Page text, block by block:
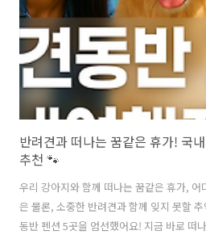
반려견과 떠나는 꿈같은 휴가! 국
추천 🐾
우리 강아지와 함께 떠나는 꿈같은 휴가, 어
은 물론, 소중한 반려견과 함께 잊지 못할
동반 펜션 5곳을 엄선했어요! 지금 바로 떠